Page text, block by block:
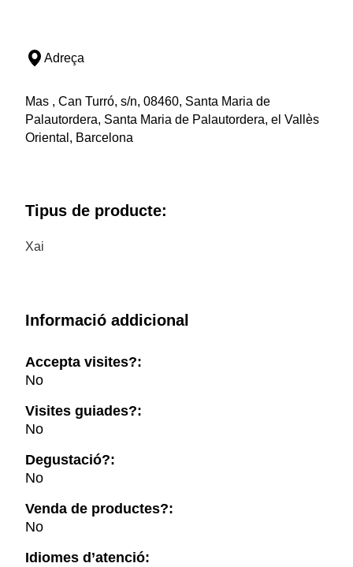
Adreça
Mas , Can Turró, s/n, 08460, Santa Maria de
Palautordera, Santa Maria de Palautordera, el Vallès
Oriental, Barcelona
Tipus de producte:
Xai
Informació addicional
Accepta visites?:
No
Visites guiades?:
No
Degustació?:
No
Venda de productes?:
No
Idiomes d’atenció: